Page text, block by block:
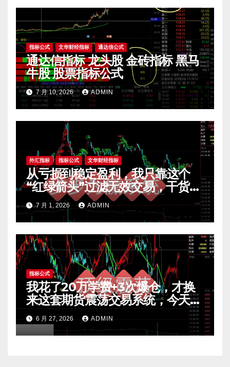
指标公式 文华财经指标 通达信公式
通达信指标 龙头股 金砖指标 黑马
牛股 股票指标公式
7 月 10, 2026 ADMIN
外汇指标 指标公式 文华财经指标
从亏损到稳定盈利，我只靠这个
“红绿箭头”过滤无效交易，干货全
公开 mt4指标
7 月 1, 2026 ADMIN
指标公式
我花了20万学费+3次爆仓，才换
来这套期货震荡交易系统，今天免
费公开核心逻辑
6 月 27, 2026 ADMIN